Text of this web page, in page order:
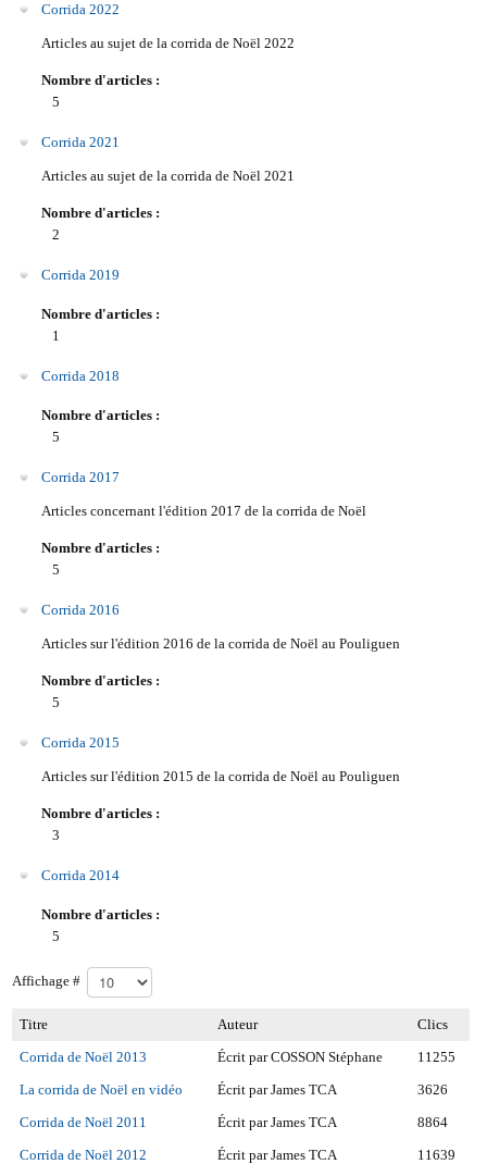
Corrida 2022
Articles au sujet de la corrida de Noël 2022
Nombre d'articles :
5
Corrida 2021
Articles au sujet de la corrida de Noël 2021
Nombre d'articles :
2
Corrida 2019
Nombre d'articles :
1
Corrida 2018
Nombre d'articles :
5
Corrida 2017
Articles concernant l'édition 2017 de la corrida de Noël
Nombre d'articles :
5
Corrida 2016
Articles sur l'édition 2016 de la corrida de Noël au Pouliguen
Nombre d'articles :
5
Corrida 2015
Articles sur l'édition 2015 de la corrida de Noël au Pouliguen
Nombre d'articles :
3
Corrida 2014
Nombre d'articles :
5
Affichage #
Titre Auteur Clics
Corrida de Noël 2013 Écrit par COSSON Stéphane 11255
La corrida de Noël en vidéo Écrit par James TCA 3626
Corrida de Noël 2011 Écrit par James TCA 8864
Corrida de Noël 2012 Écrit par James TCA 11639